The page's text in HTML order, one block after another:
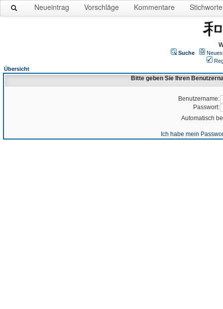
Neueintrag Vorschläge Kommentare Stichworte
Suche
Übersicht
Bitte geben Sie Ihren
Benutzername:
Passwort:
Automatisch
Ich habe mein